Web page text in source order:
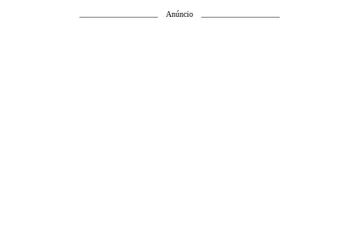
Anúncio